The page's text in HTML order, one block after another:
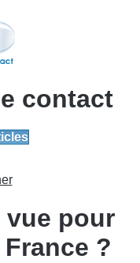
contact
vue pour
?